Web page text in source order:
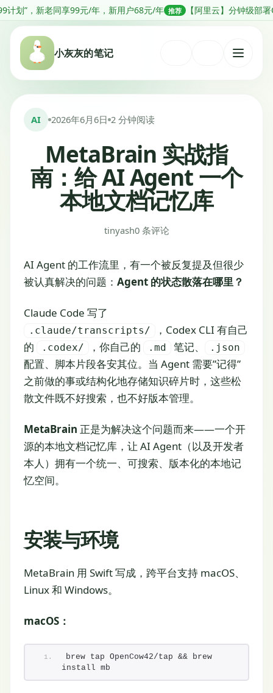
跳
转
享99元/年，新用户68元/年 推荐 【阿里云】分钟级部署OpenClaw，
小灰灰的笔记
打
AI 2026年6月6日 2 分钟阅读
MetaBrain 实战指
南：给 AI Agent 一个
本地文档记忆库
tinyash0 条评论
AI Agent 的工作流里，有一个被反复提及但很少
被认真解决的问题： Agent 的状态散落在哪里？
Claude Code 写了
.claude/transcripts/
，Codex CLI 有自己
的
.codex/ ，你自己的 .md 笔记、 .json
配置、脚本片段各安其位。当 Agent 需要”记得”
之前做的事或结构化地存储知识碎片时，这些松
散文件既不好搜索，也不好版本管理。
MetaBrain 正是为解决这个问题而来——一个开
源的本地文档记忆库，让 AI Agent（以及开发者
本人）拥有一个统一、可搜索、版本化的本地记
忆空间。
安装与环境
MetaBrain 用 Swift 写成，跨平台支持 macOS、
Linux 和 Windows。
macOS：
brew tap OpenCow42/tap && brew
install mb